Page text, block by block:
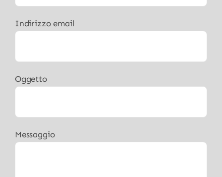
Indirizzo email
Oggetto
Messaggio